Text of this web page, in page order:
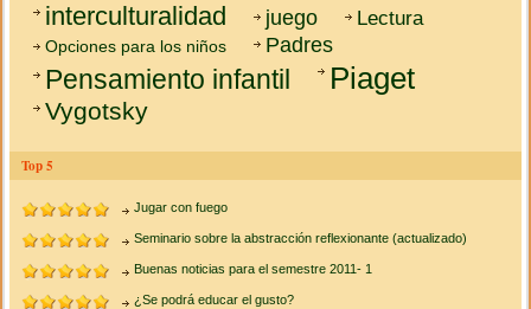
interculturalidad juego Lectura
Opciones para los niños Padres
Pensamiento infantil Piaget
Vygotsky
Top 5
Jugar con fuego
Seminario sobre la abstracción reflexionante (actualizado)
Buenas noticias para el semestre 2011- 1
¿Se podrá educar el gusto?